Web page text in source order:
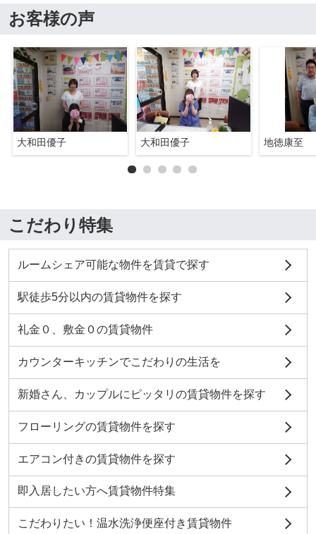
お客様の声
大和田優子 大和田優子 地徳康至
こだわり特集
ルームシェア可能な物件を賃貸で探す
駅徒歩5分以内の賃貸物件を探す
礼金０、敷金０の賃貸物件
カウンターキッチンでこだわりの生活を
新婚さん、カップルにピッタリの賃貸物件を探す
フローリングの賃貸物件を探す
エアコン付きの賃貸物件を探す
即入居したい方へ賃貸物件特集
こだわりたい！温水洗浄便座付き賃貸物件